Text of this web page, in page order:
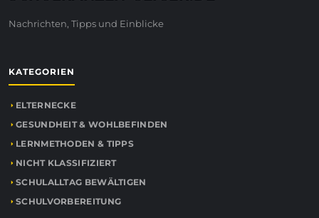
Nachrichten, Tipps und Einblicke
KATEGORIEN
ELTERNECKE
GESUNDHEIT & WOHLBEFINDEN
LERNMETHODEN & TIPPS
NICHT KLASSIFIZIERT
SCHULALLTAG BEWÄLTIGEN
SCHULVORBEREITUNG